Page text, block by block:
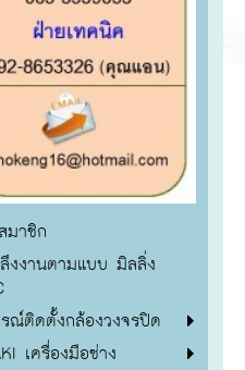
มาชิก
งงานตามแบบ มิลลิ่ง
ณ์ติดตั้งกล้องวงจรปิด
เครื่องมือช่าง